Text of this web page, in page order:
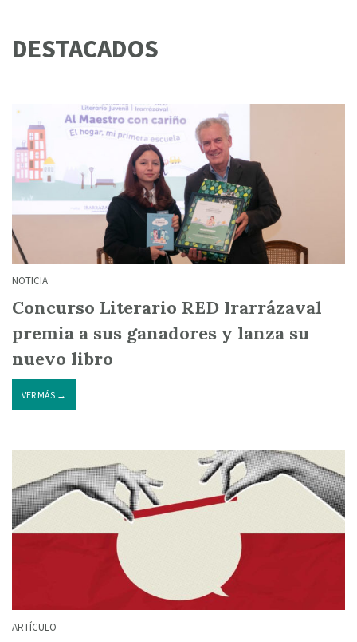
DESTACADOS
NOTICIA
Concurso Literario RED Irarrázaval
premia a sus ganadores y lanza su
nuevo libro
VER MÁS →
ARTÍCULO